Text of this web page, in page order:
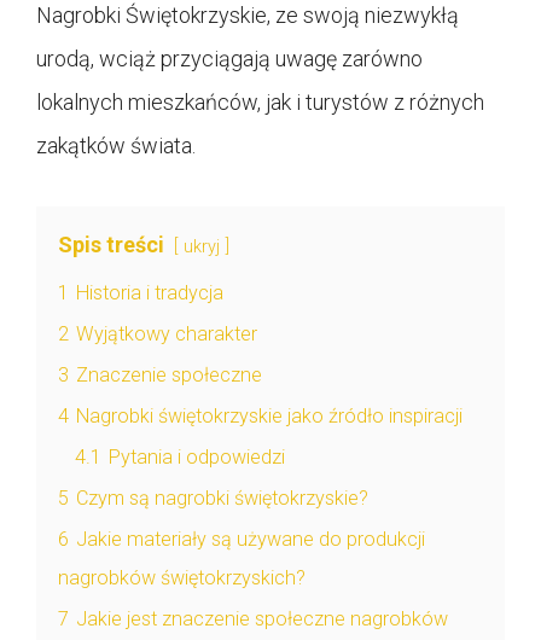
Nagrobki Świętokrzyskie, ze swoją niezwykłą
urodą, wciąż przyciągają uwagę zarówno
lokalnych mieszkańców, jak i turystów z różnych
zakątków świata.
Spis treści ukryj
1 Historia i tradycja
2 Wyjątkowy charakter
3 Znaczenie społeczne
4 Nagrobki świętokrzyskie jako źródło inspiracji
4.1 Pytania i odpowiedzi
5 Czym są nagrobki świętokrzyskie?
6 Jakie materiały są używane do produkcji
nagrobków świętokrzyskich?
7 Jakie jest znaczenie społeczne nagrobków